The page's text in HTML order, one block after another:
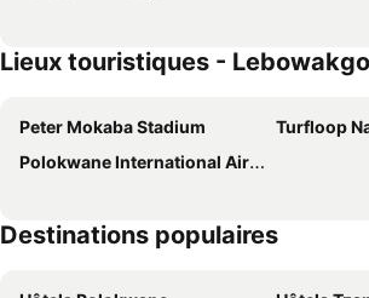
Lieux touristiques -
Peter Mokaba Stadium
Turfloop
Polokwane International Airport
Destinations populaires